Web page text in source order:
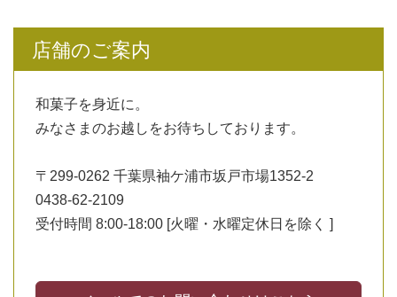
店舗のご案内
和菓子を身近に。
みなさまのお越しをお待ちしております。
〒299-0262 千葉県袖ケ浦市坂戸市場1352-2
0438-62-2109
受付時間 8:00-18:00 [火曜・水曜定休日を除く ]